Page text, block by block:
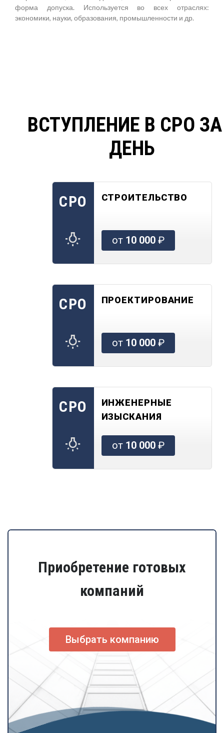
форма допуска. Используется во всех отраслях:
экономики, науки, образования, промышленности и др.
ВСТУПЛЕНИЕ В СРО
ДЕНЬ
СРО СТРОИТЕЛЬСТВО
от 10 000₽
СРО ПРОЕКТИРОВАНИЕ
от 10 000₽
СРО
ИНЖЕНЕРНЫЕ
ИЗЫСКАНИЯ
от 10 000₽
Приобретение готовых
компаний
Выбрать компанию